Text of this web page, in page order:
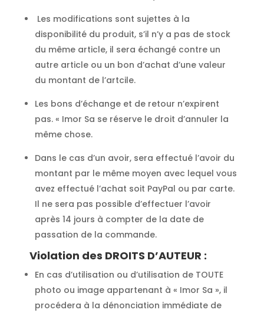
Les modifications sont sujettes à la
disponibilité du produit, s’il n’y a pas de stock
du même article, il sera échangé contre un
autre article ou un bon d’achat d’une valeur
du montant de l’artcile.
Les bons d’échange et de retour n’expirent
pas. « Imor Sa se réserve le droit d’annuler la
même chose.
Dans le cas d’un avoir, sera effectué l’avoir du
montant par le même moyen avec lequel vous
avez effectué l’achat soit PayPal ou par carte.
Il ne sera pas possible d’effectuer l’avoir
après 14 jours à compter de la date de
passation de la commande.
Violation des DROITS D’AUTEUR :
En cas d’utilisation ou d’utilisation de TOUTE
photo ou image appartenant à « Imor Sa », il
procédera à la dénonciation immédiate de